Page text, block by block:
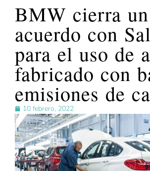
BMW cierra un
acuerdo con
para el uso de
fabricado con
emisiones de
10 febrero, 2022